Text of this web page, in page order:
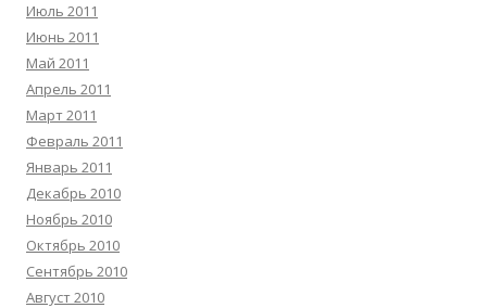
Июль 2011
Июнь 2011
Май 2011
Апрель 2011
Март 2011
Февраль 2011
Январь 2011
Декабрь 2010
Ноябрь 2010
Октябрь 2010
Сентябрь 2010
Август 2010